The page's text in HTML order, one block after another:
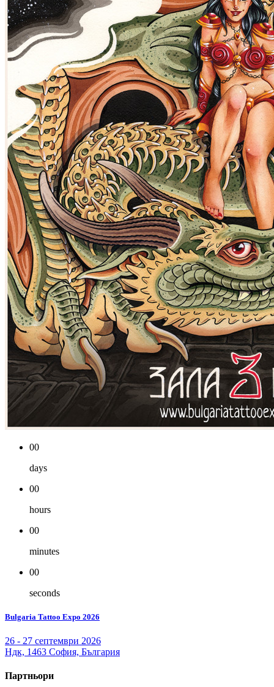
00
days
00
hours
00
minutes
00
seconds
Bulgaria Tattoo Expo 2026
26 - 27 септември 2026
Ндк, 1463 София, България
Партньори